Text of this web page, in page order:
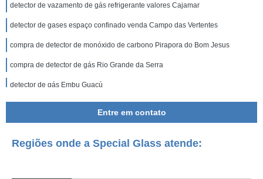
detector de vazamento de gás refrigerante valores Cajamar
detector de gases espaço confinado venda Campo das Vertentes
compra de detector de monóxido de carbono Pirapora do Bom Jesus
compra de detector de gás Rio Grande da Serra
detector de gás Embu Guaçú
compra de detector de vazamento de gás refrigerante Itapecerica da Serra
distribuidora de detector de gases espaço confinado Balsa Nova
Entre em contato
Regiões onde a Special Glass atende: